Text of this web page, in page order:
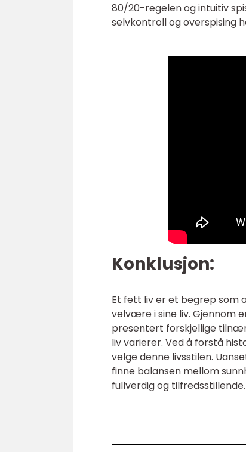
80/20-regelen og intuitiv
selvkontroll og overspising
Konklusjon:
Et fett liv er et begrep som
velvære i sine liv. Gjennom
presentert forskjellige
liv varierer. Ved å forstå
velge denne livsstilen.
finne balansen mellom
fullverdig og tilfredsstillende.